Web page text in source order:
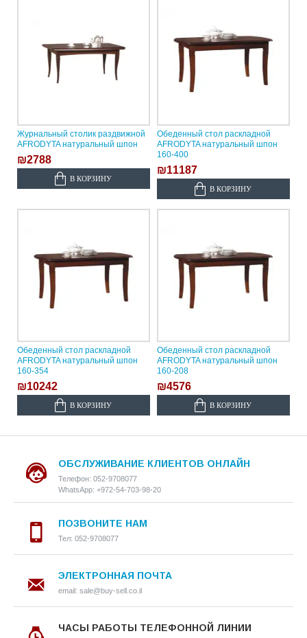
Журнальный столик раздвижной
AFRODYTA натуральный шпон
₪2788
В КОРЗИНУ
Обеденный стол раскладной
AFRODYTA натуральный шпон
160-400
₪11187
В КОРЗИНУ
Обеденный стол раскладной
AFRODYTA натуральный шпон
160-354
₪10242
В КОРЗИНУ
Обеденный стол раскладной
AFRODYTA натуральный шпон
160-208
₪4576
В КОРЗИНУ
ОБСЛУЖИВАНИЕ КЛИЕНТОВ ОНЛАЙН
Телефон: 052-9708077
WhatsApp: +972-54-703-98-20
ПОЗВОНИТЕ НАМ
Тел: 052-9708077
ЭЛЕКТРОННАЯ ПОЧТА
email: sale@buy-sell.co.il
ЧАСЫ РАБОТЫ ТЕЛЕФОННОЙ ЛИНИИ